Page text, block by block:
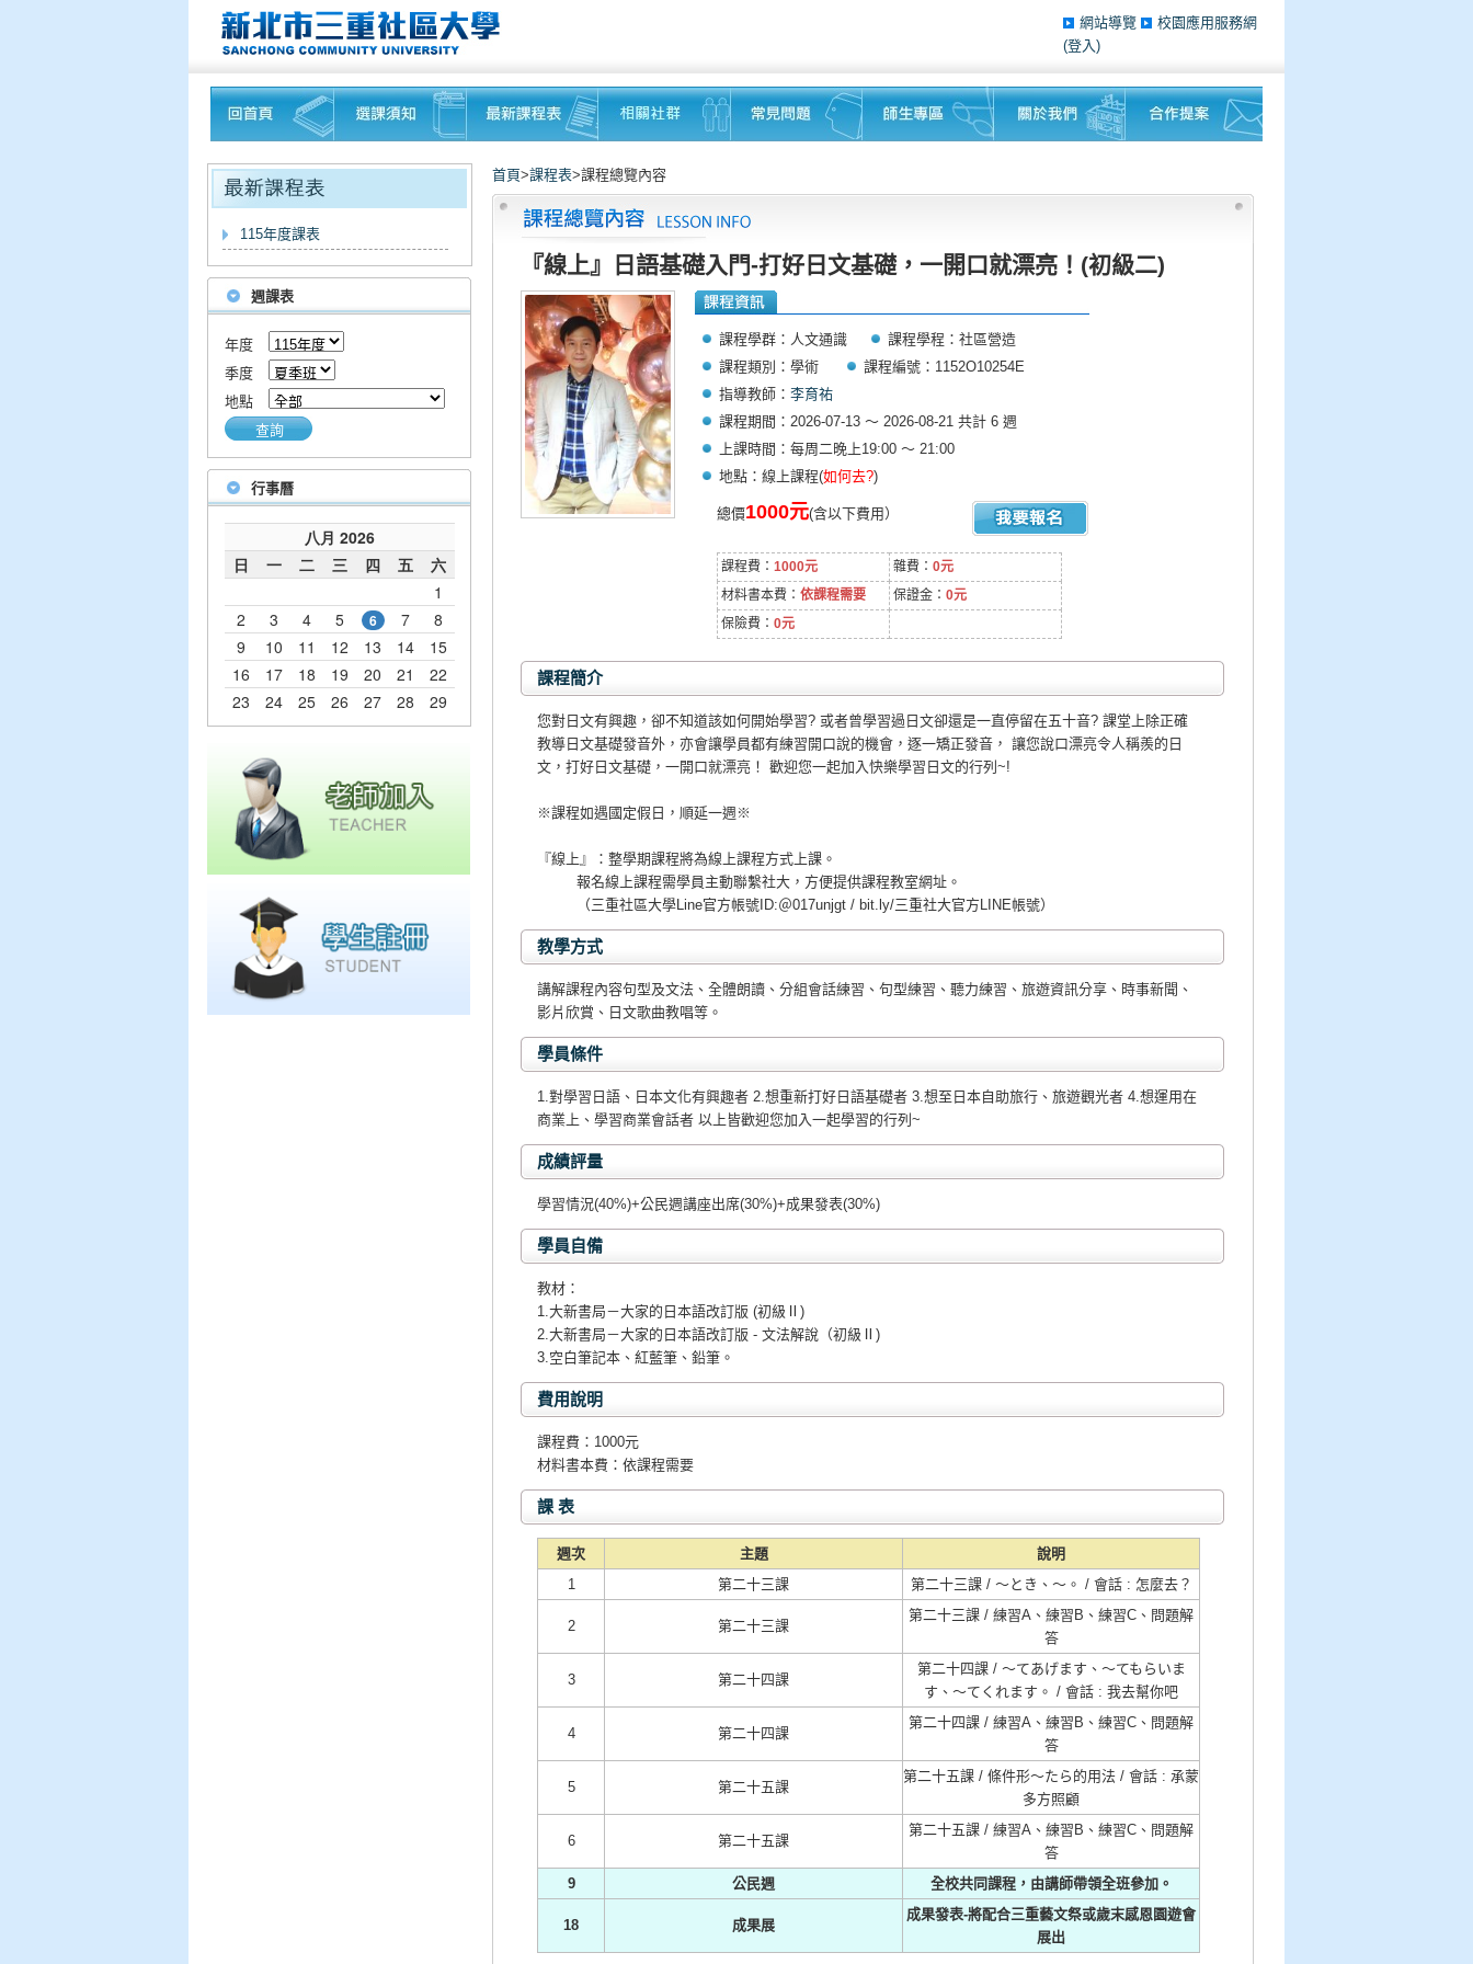
網站導覽
校園應用服務網
(登入)
115年度課表
週課表
年度
季度
地點
查詢
行事曆
首頁>課程表>課程總覽內容
『線上』日語基礎入門-打好日文基礎，一開口就漂亮！(初級二)
課程學群：人文通識
課程學程：社區營造
課程類別：學術
課程編號：1152O10254E
指導教師： 李育祐
課程期間：2026-07-13 ～ 2026-08-21 共計 6 週
上課時間：每周二晚上19:00 ～ 21:00
地點：線上課程(如何去?)
總價1000元(含以下費用）
課程費： 1000元 雜費： 0元
材料書本費： 依課程需要 保證金： 0元
保險費： 0元
課程簡介
您對日文有興趣，卻不知道該如何開始學習? 或者曾學習過日文卻還是一直停留在五十音? 課堂上除正確
教導日文基礎發音外，亦會讓學員都有練習開口說的機會，逐一矯正發音， 讓您說口漂亮令人稱羨的日
文，打好日文基礎，一開口就漂亮！ 歡迎您一起加入快樂學習日文的行列~!
※課程如遇國定假日，順延一週※
『線上』：整學期課程將為線上課程方式上課。
報名線上課程需學員主動聯繫社大，方便提供課程教室網址。
（三重社區大學Line官方帳號ID:＠017unjgt / bit.ly/三重社大官方LINE帳號）
教學方式
講解課程內容句型及文法、全體朗讀、分組會話練習、句型練習、聽力練習、旅遊資訊分享、時事新聞、
影片欣賞、日文歌曲教唱等。
學員條件
1.對學習日語、日本文化有興趣者 2.想重新打好日語基礎者 3.想至日本自助旅行、旅遊觀光者 4.想運用在
商業上、學習商業會話者 以上皆歡迎您加入一起學習的行列~
成績評量
學習情況(40%)+公民週講座出席(30%)+成果發表(30%)
學員自備
教材：
1.大新書局－大家的日本語改訂版 (初級Ⅱ)
2.大新書局－大家的日本語改訂版 - 文法解說（初級Ⅱ)
3.空白筆記本、紅藍筆、鉛筆。
費用說明
課程費：1000元
材料書本費：依課程需要
課 表
週次 主題
說明
1
第二十三課 第二十三課 / ～とき、～。 / 會話 : 怎麼去？
2 第二十三課
第二十三課 / 練習A、練習B、練習C、問題解
答
3 第二十四課
第二十四課 / ～てあげます、～てもらいま
す、～てくれます。 / 會話 : 我去幫你吧
4 第二十四課
第二十四課 / 練習A、練習B、練習C、問題解
答
5 第二十五課
第二十五課 / 條件形～たら的用法 / 會話 : 承蒙
多方照顧
6 第二十五課
第二十五課 / 練習A、練習B、練習C、問題解
答
9
公民週 全校共同課程，由講師帶領全班參加。
18 成果展
成果發表-將配合三重藝文祭或歲末感恩園遊會
展出